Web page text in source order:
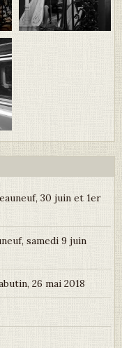
30 juin et 1er
samedi 9 juin
26 mai 2018